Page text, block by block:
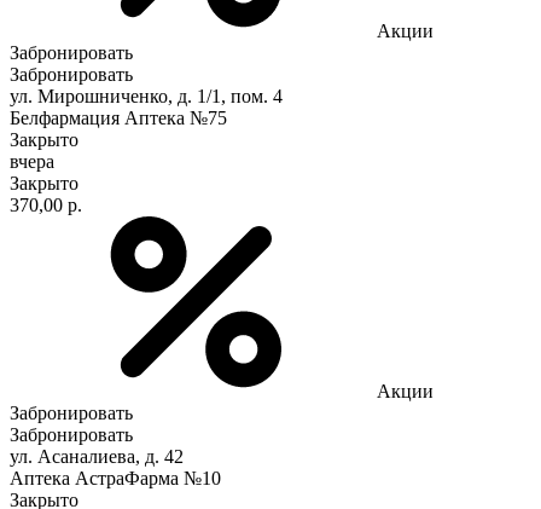
Акции
Забронировать
Забронировать
ул. Мирошниченко, д. 1/1, пом. 4
Белфармация Аптека №75
Закрыто
вчера
Закрыто
370,00 р.
Акции
Забронировать
Забронировать
ул. Асаналиева, д. 42
Аптека АстраФарма №10
Закрыто